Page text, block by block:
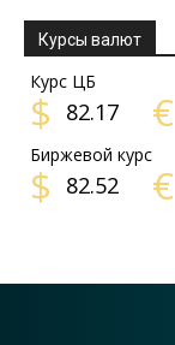
Курсы валют
Курс ЦБ
$ 82.17 €
Биржевой курс
$ 82.52 €